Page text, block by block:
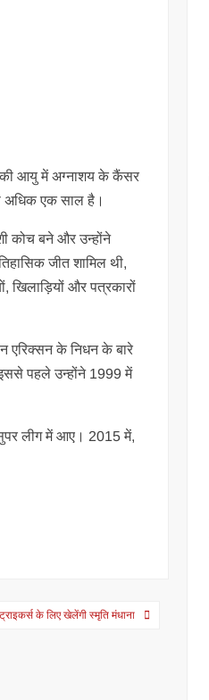
की आयु में अग्नाशय के कैंसर
अधिक एक साल है।
कोच बने और उन्होंने
जीत शामिल थी,
खिलाड़ियों और पत्रकारों
एरिक्सन के निधन के बारे
पहले उन्होंने 1999 में
सुपर लीग में आए। 2015 में,
के लिए खेलेंगी स्मृति मंधाना